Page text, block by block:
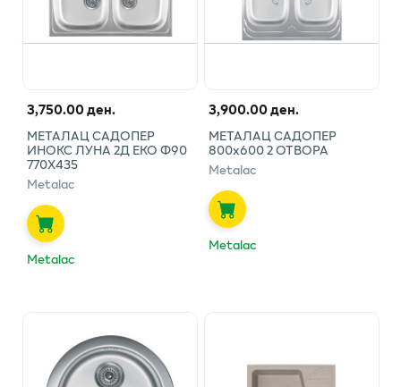
3,750.00 ден.
МЕТАЛАЦ САДОПЕР
ИНОКС ЛУНА 2Д ЕКО Ф90
770Х435
Metalac
Metalac
3,900.00 ден.
МЕТАЛАЦ САДОПЕР
800х600 2 ОТВОРА
Metalac
Metalac